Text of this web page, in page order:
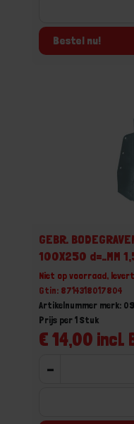
Bestel nu!
GEBR.
100X250 d=..MM
Niet op voorraad,
Gtin: 8714318017804
Artikelnummer merk:
€ 14,00 incl.
Prijs per 1 Stuk
-